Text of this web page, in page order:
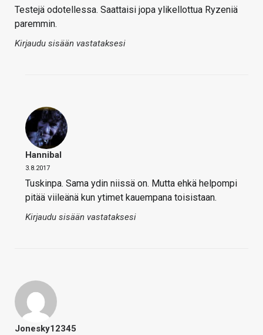
Testejä odotellessa. Saattaisi jopa ylikellottua Ryzeniä
paremmin.
Kirjaudu sisään vastataksesi
Hannibal
3.8.2017
Tuskinpa. Sama ydin niissä on. Mutta ehkä helpompi
pitää viileänä kun ytimet kauempana toisistaan.
Kirjaudu sisään vastataksesi
Jonesky12345